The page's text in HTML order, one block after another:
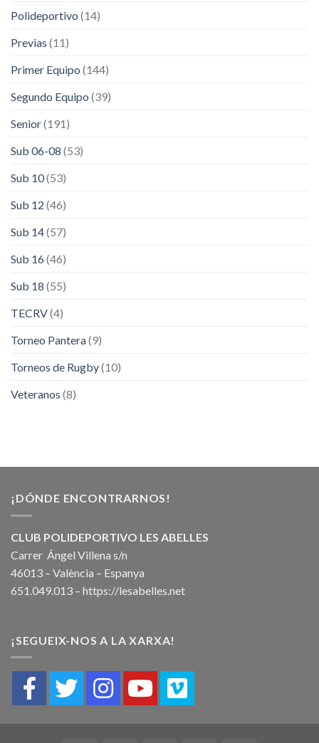
Polideportivo (14)
Previas (11)
Primer Equipo (144)
Segundo Equipo (39)
Senior(191)
Sub 06-08 (53)
Sub 10(53)
Sub 12 (46)
Sub 14(57)
Sub 16(46)
Sub 18 (55)
TECRV(4)
Torneo Pantera(9)
Torneos de Rugby(10)
Veteranos (8)
¡DÓNDE ENCONTRARNOS!
CLUB POLIDEPORTIVO LES ABELLES
Carrer Ángel Villena s/n
46013 – València – Espanya
651.049.013 – https://lesabelles.net
¡SEGUEIX-NOS A LA XARXA!